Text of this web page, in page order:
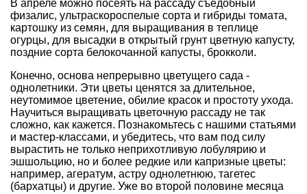
В апреле можно посеять на рассаду съедобный
физалис, ультраскороспелые сорта и гибриды томата,
картошку из семян, для выращивания в теплице
огурцы, для высадки в открытый грунт цветную капусту,
поздние сорта белокочанной капусты, брокколи.
Конечно, основа непрерывно цветущего сада -
однолетники. Эти цветы ценятся за длительное,
неутомимое цветение, обилие красок и простоту ухода.
Научиться выращивать цветочную рассаду не так
сложно, как кажется. Познакомьтесь с нашими статьями
и мастер-классами, и убедитесь, что вам под силу
вырастить не только неприхотливую лобулярию и
эшшольцию, но и более редкие или капризные цветы:
например, агератум, астру однолетнюю, тагетес
(бархатцы) и другие. Уже во второй половине месяца